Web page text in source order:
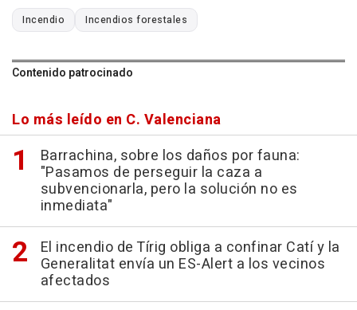
Incendio Incendios forestales
Contenido patrocinado
Lo más leído en C. Valenciana
Barrachina, sobre los daños por fauna:
"Pasamos de perseguir la caza a
subvencionarla, pero la solución no es
inmediata"
El incendio de Tírig obliga a confinar Catí y la
Generalitat envía un ES-Alert a los vecinos
afectados